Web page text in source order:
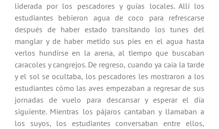
liderada por los pescadores y guías locales. Allí los
estudiantes bebieron agua de coco para refrescarse
después de haber estado transitando los tunes del
manglar y de haber metido sus pies en el agua hasta
verlos hundirse en la arena, al tiempo que buscaban
caracoles y cangrejos. De regreso, cuando ya caía la tarde
y el sol se ocultaba, los pescadores les mostraron a los
estudiantes cómo las aves empezaban a regresar de sus
jornadas de vuelo para descansar y esperar el día
siguiente. Mientras los pájaros cantaban y llamaban a
los suyos, los estudiantes conversaban entre ellos,